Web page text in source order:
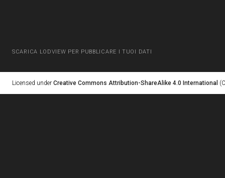
SCARICA LODVIEW PER PUBBLICARE I TUOI DATI
Licensed under Creative Commons Attribution-ShareAlike 4.0 International